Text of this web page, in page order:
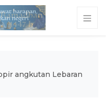
angkutan Lebaran